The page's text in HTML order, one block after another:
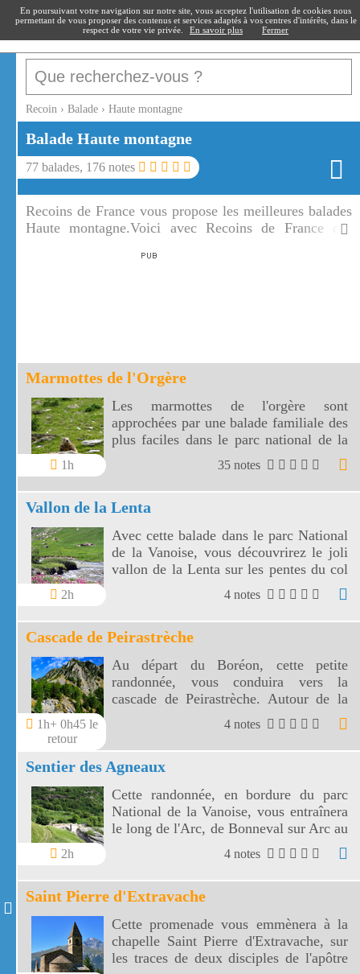
recoin.fr
Recoin › Balade › Haute montagne
Balade Haute montagne
77 balades, 176 notes
Recoins de France vous propose les meilleures balades
Haute montagne.Voici avec Recoins de France des
villages montagnards ou sur la route d'un col, autour
Marmottes de l'Orgère
1h
Les marmottes de l'orgère sont
approchées par une balade familiale des
plus faciles dans le parc national de la
Vanoise. Les marmottes de l'Orgère sont
visibles au fond d'un vallon juste en
dessous des 2000 m d'altitude.
35 notes
Vallon de la Lenta
2h
Avec cette balade dans le parc National
de la Vanoise, vous découvrirez le joli
vallon de la Lenta sur les pentes du col
de l'Iseran. Le vallon de la Lenta fait
face au glacier des Evettes et à la vallée
de l'Arc. Le col de l'Iseran est le plus
haut de France.
4 notes
Cascade de Peirastrèche
1h+ 0h45 le
retour
Au départ du Boréon, cette petite
randonnée, vous conduira vers la
cascade de Peirastrèche. Autour de la
cascade de Peirastreiche, dans les forêts
du parc national du Mercantour, vous
aurez l'occasion d'observer furtivement
quelques chamois ou mouflons.
4 notes
Sentier des Agneaux
2h
Cette randonnée, en bordure du parc
National de la Vanoise, vous entraînera
le long de l'Arc, de Bonneval sur Arc au
hameau de l'Ecot, à travers éboulis et
prairies fleuries, avec en fond sonore les
marmottes et l'Arc.
4 notes
Saint Pierre d'Extravache
Cette promenade vous emmènera à la
chapelle Saint Pierre d'Extravache, sur
les traces de deux disciples de l'apôtre
En poursuivant votre navigation sur notre site, vous acceptez l'utilisation de cookies nous
permettant de vous proposer des contenus et services adaptés à vos centres d'intérêts, dans le
respect de votre vie privée.
En savoir plus Fermer